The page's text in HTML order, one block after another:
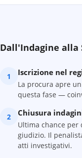
Dall'Indagine alla
1 Iscrizione nel
La procura apre
questa fase —
2 Chiusura
Ultima chance
giudizio. Il
atti investigativi.